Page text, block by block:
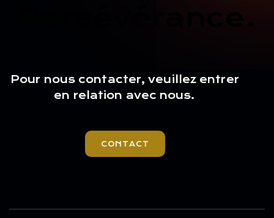
Pour nous contacter, veuillez entrer
en relation avec nous.
CONTACT